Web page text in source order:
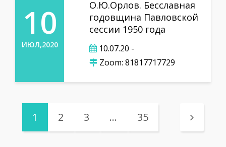
10
ИЮЛ,2020
О.Ю.Орлов. Бесславная
годовщина Павловской
сессии 1950 года
10.07.20 -
Zoom: 81817717729
1 2 3 … 35